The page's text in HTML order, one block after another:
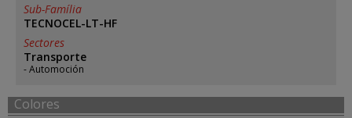
Sub-Família
TECNOCEL-LT-HF
Sectores
Transporte
Automoción
Colores